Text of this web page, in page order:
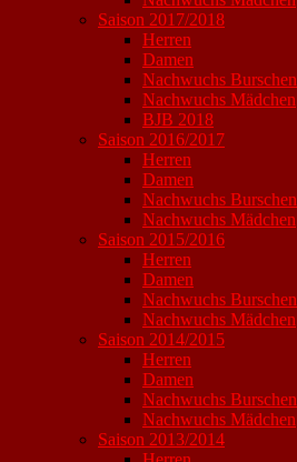
Saison 2017/2018
Herren
Damen
Nachwuchs Burschen
Nachwuchs Mädchen
BJB 2018
Saison 2016/2017
Herren
Damen
Nachwuchs Burschen
Nachwuchs Mädchen
Saison 2015/2016
Herren
Damen
Nachwuchs Burschen
Nachwuchs Mädchen
Saison 2014/2015
Herren
Damen
Nachwuchs Burschen
Nachwuchs Mädchen
Saison 2013/2014